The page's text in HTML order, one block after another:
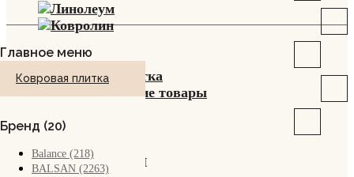
Линолеум
Ковролин
Ковровая плитка
Сопутствующие товары
Главное меню
Ковровая плитка
Бренд (20)
Balance (218)
BALSAN (2263)
О компании